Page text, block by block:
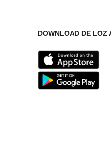
DOWNLOAD DE LOZ